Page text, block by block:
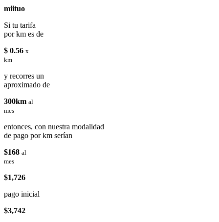
miituo
Si tu tarifa
por km es de
$ 0.56 x
km
y recorres un
aproximado de
300km al
mes
entonces, con nuestra modalidad
de pago por km serían
$168 al
mes
$1,726
pago inicial
$3,742